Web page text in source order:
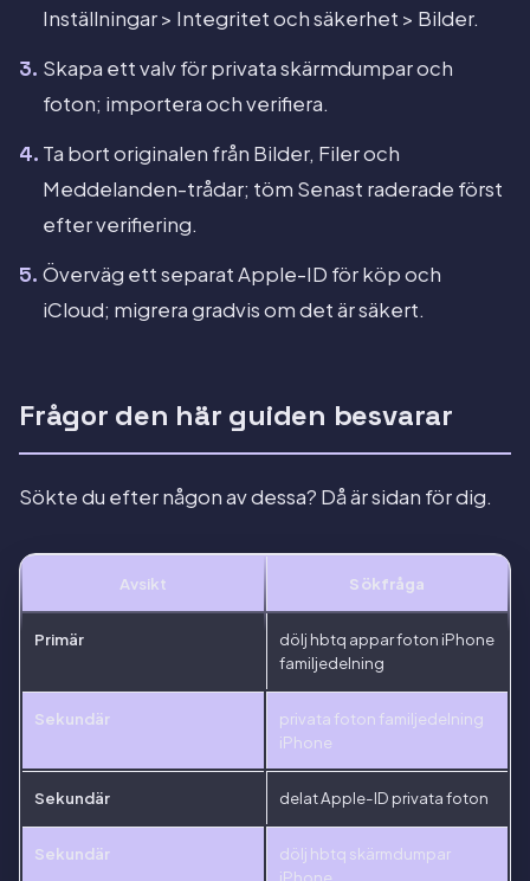
Inställningar > Integritet och säkerhet > Bilder.
Skapa ett valv för privata skärmdumpar och
foton; importera och verifiera.
Ta bort originalen från Bilder, Filer och
Meddelanden-trådar; töm Senast raderade först
efter verifiering.
Överväg ett separat Apple-ID för köp och
iCloud; migrera gradvis om det är säkert.
Frågor den här guiden besvarar
Sökte du efter någon av dessa? Då är sidan för dig.
Avsikt Sökfråga
Primär
dölj hbtq appar foton iPhone
familjedelning
Sekundär
privata foton familjedelning
iPhone
Sekundär delat Apple-ID privata foton
Sekundär
dölj hbtq skärmdumpar
iPhone